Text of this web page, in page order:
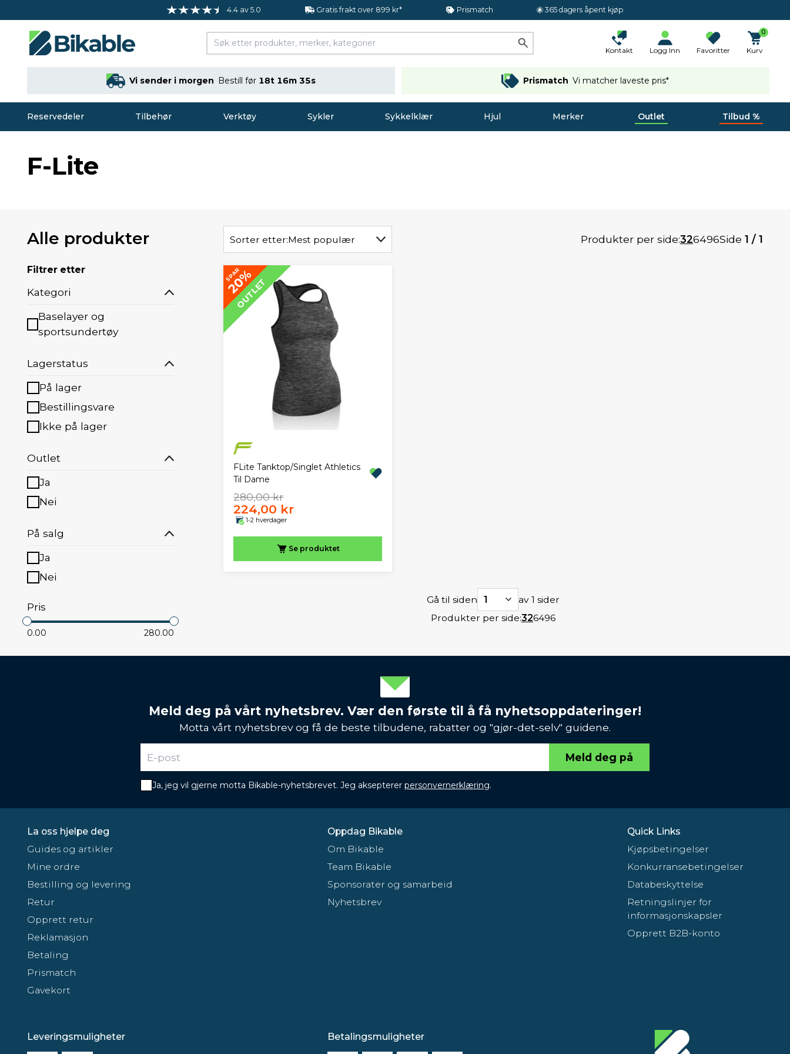
4.4 av 5.0 Gratis frakt over 899 kr* Prismatch 365 dagers åpent kjøp
Kontakt Logg Inn Favoritter
0
Kurv
Vi sender i morgen Bestill før 18t 16m 35s Prismatch Vi matcher laveste pris*
Reservedeler Tilbehør Verktøy Sykler Sykkelklær Hjul Merker Outlet Tilbud %
F-Lite
Alle produkter
Filtrer etter
Kategori
Baselayer og
sportsundertøy
Lagerstatus
På lager
Bestillingsvare
Ikke på lager
Outlet
Ja
Nei
På salg
Ja
Nei
Pris
0.00 280.00
Sorter etter:Mest populær Produkter per side:326496Side 1 / 1
SPAR
20%
OUTLET
FLite Tanktop/Singlet Athletics
Til Dame
280,00 kr
224,00 kr
1-2 hverdager
Se produktet
Gå til siden 1
av 1 sider
Produkter per side:326496
Meld deg på vårt nyhetsbrev. Vær den første til å få nyhetsoppdateringer!
Motta vårt nyhetsbrev og få de beste tilbudene, rabatter og "gjør-det-selv" guidene.
Meld deg på
Ja, jeg vil gjerne motta Bikable-nyhetsbrevet. Jeg aksepterer personvernerklæring.
La oss hjelpe deg
Guides og artikler
Mine ordre
Bestilling og levering
Retur
Opprett retur
Reklamasjon
Betaling
Prismatch
Gavekort
Oppdag Bikable
Om Bikable
Team Bikable
Sponsorater og samarbeid
Nyhetsbrev
Quick Links
Kjøpsbetingelser
Konkurransebetingelser
Databeskyttelse
Retningslinjer for
informasjonskapsler
Opprett B2B-konto
Leveringsmuligheter Betalingsmuligheter